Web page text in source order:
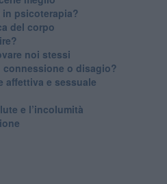
psicoterapia?
del corpo
noi stessi
o disagio?
affettiva e sessuale
e l’incolumità